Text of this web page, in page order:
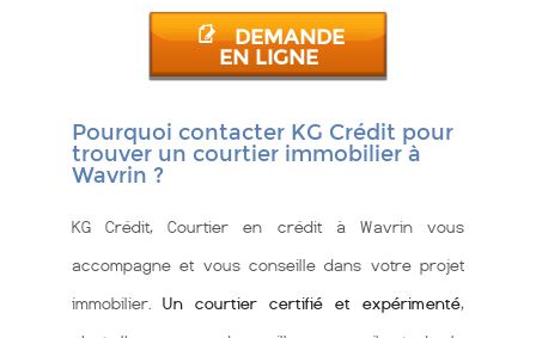
DEMANDE
EN LIGNE
Pourquoi contacter KG Crédit pour
trouver un courtier immobilier à
Wavrin ?
KG Crédit, Courtier en crédit à Wavrin vous
accompagne et vous conseille dans votre projet
immobilier. Un courtier certifié et expérimenté,